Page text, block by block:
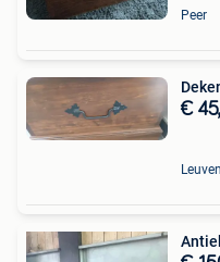
Peer
€
Leuven